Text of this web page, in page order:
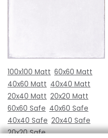
100x100 Matt 60x60 Matt
40x60 Matt 40x40 Matt
20x40 Matt 20x20 Matt
60x60 Safe 40x60 Safe
40x40 Safe 20x40 Safe
20x20 Safe